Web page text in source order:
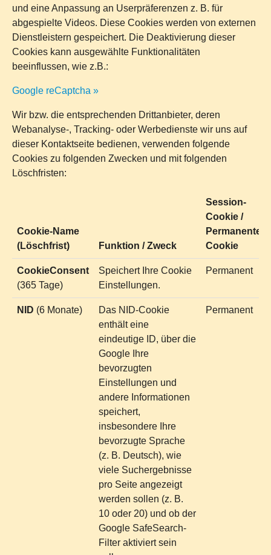
und eine Anpassung an Userpräferenzen z. B. für
abgespielte Videos. Diese Cookies werden von externen
Dienstleistern gespeichert. Die Deaktivierung dieser
Cookies kann ausgewählte Funktionalitäten
beeinflussen, wie z.B.:
Google reCaptcha »
Wir bzw. die entsprechenden Drittanbieter, deren
Webanalyse-, Tracking- oder Werbedienste wir uns auf
dieser Kontaktseite bedienen, verwenden folgende
Cookies zu folgenden Zwecken und mit folgenden
Löschfristen:
Cookie-Name
(Löschfrist)
Funktion / Zweck
Session-
Cookie /
Permanenter
Cookie
CookieConsent
(365 Tage)
Speichert Ihre Cookie
Einstellungen.
Permanent
NID (6 Monate)
Das NID-Cookie
enthält eine
eindeutige ID, über die
Google Ihre
bevorzugten
Einstellungen und
andere Informationen
speichert,
insbesondere Ihre
bevorzugte Sprache
(z. B. Deutsch), wie
viele Suchergebnisse
pro Seite angezeigt
werden sollen (z. B.
10 oder 20) und ob der
Google SafeSearch-
Filter aktiviert sein
Permanent